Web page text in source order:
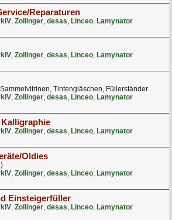
Reparaturen
, Zollinger, desas, Linceo, Lamynator
, Zollinger, desas, Linceo, Lamynator
Tintengläschen, Füllerständer
, Zollinger, desas, Linceo, Lamynator
, Zollinger, desas, Linceo, Lamynator
Oldies
, Zollinger, desas, Linceo, Lamynator
Einsteigerfüller
, Zollinger, desas, Linceo, Lamynator